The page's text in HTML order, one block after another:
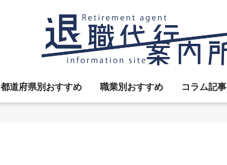
都道府県別おすすめ 職業別おすすめ コラム記事